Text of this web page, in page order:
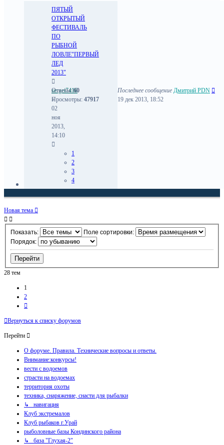
ПЯТЫЙ
ОТКРЫТЫЙ
ФЕСТИВАЛЬ
ПО
РЫБНОЙ
ЛОВЛЕ"ПЕРВЫЙ
ЛЕД
2013"
sergei7416
»
02
ноя
2013,
14:10
1
2
3
4
Ответы:60
Просмотры: 47917
Последнее сообщение Дмитрий PDN
19 дек 2013, 18:52
Новая тема
Показать:
Поле сортировки:
Порядок:
28 тем
1
2
Вернуться к списку форумов
Перейти
О форуме. Правила. Технические вопросы и ответы.
Внимание:конкурсы!
вести с водоемов
страсти на водоемах
территория охоты
техника, снаряжение, снасти для рыбалки
↳ навигация
Клуб экстремалов
Клуб рыбаков г.Урай
рыболовные базы Кондинского района
↳ база "Глухая-2"